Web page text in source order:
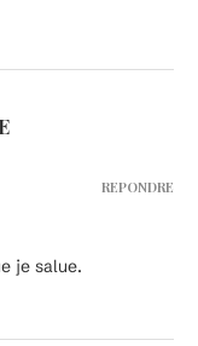
je salue.
REPONDRE